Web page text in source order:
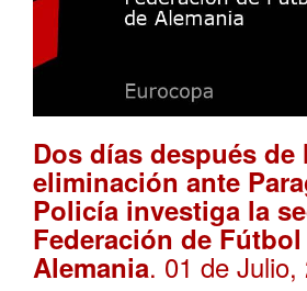
Dos días después de
eliminación ante
Policía investiga la
Federación de
Alemania. 01 de